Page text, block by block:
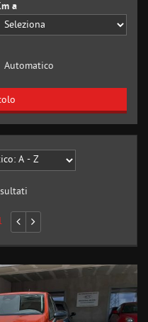
a
Automatico